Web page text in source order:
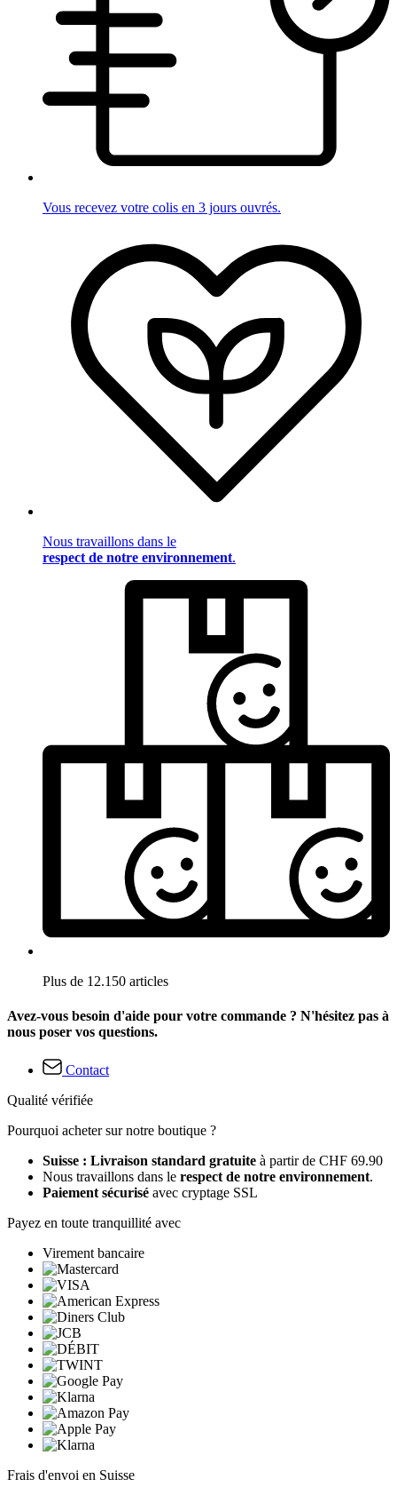
Vous recevez votre colis en 3 jours ouvrés.
Nous travaillons dans le
respect de notre environnement.
Plus de 12.150 articles
Avez-vous besoin d'aide pour votre commande ? N'hésitez pas à
nous poser vos questions.
Contact
Qualité vérifiée
Pourquoi acheter sur notre boutique ?
Suisse : Livraison standard gratuite à partir de CHF 69.90
Nous travaillons dans le respect de notre environnement.
Paiement sécurisé avec cryptage SSL
Payez en toute tranquillité avec
Virement bancaire
Frais d'envoi en Suisse